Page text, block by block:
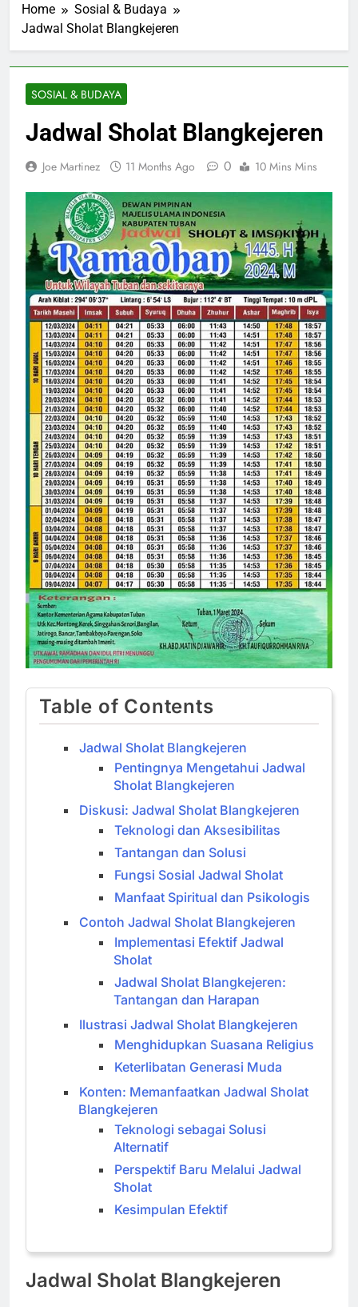
Home
Sosial & Budaya
Jadwal Sholat Blangkejeren
SOSIAL & BUDAYA
Jadwal Sholat Blangkejeren
Joe Martinez 11 Months Ago 0 10 Mins Mins
Table of Contents
Jadwal Sholat Blangkejeren
Pentingnya Mengetahui Jadwal
Sholat Blangkejeren
Diskusi: Jadwal Sholat Blangkejeren
Teknologi dan Aksesibilitas
Tantangan dan Solusi
Fungsi Sosial Jadwal Sholat
Manfaat Spiritual dan Psikologis
Contoh Jadwal Sholat Blangkejeren
Implementasi Efektif Jadwal
Sholat
Jadwal Sholat Blangkejeren:
Tantangan dan Harapan
Ilustrasi Jadwal Sholat Blangkejeren
Menghidupkan Suasana Religius
Keterlibatan Generasi Muda
Konten: Memanfaatkan Jadwal Sholat
Blangkejeren
Teknologi sebagai Solusi
Alternatif
Perspektif Baru Melalui Jadwal
Sholat
Kesimpulan Efektif
Jadwal Sholat Blangkejeren